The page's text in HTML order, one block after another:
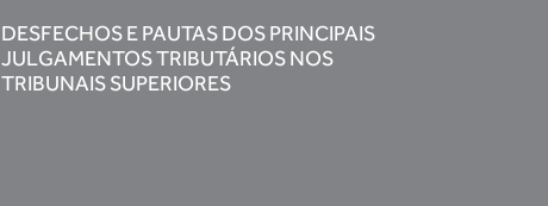
DESFECHOS E PAUTAS DOS PRINCIPAIS
JULGAMENTOS TRIBUTÁRIOS NOS
TRIBUNAIS SUPERIORES